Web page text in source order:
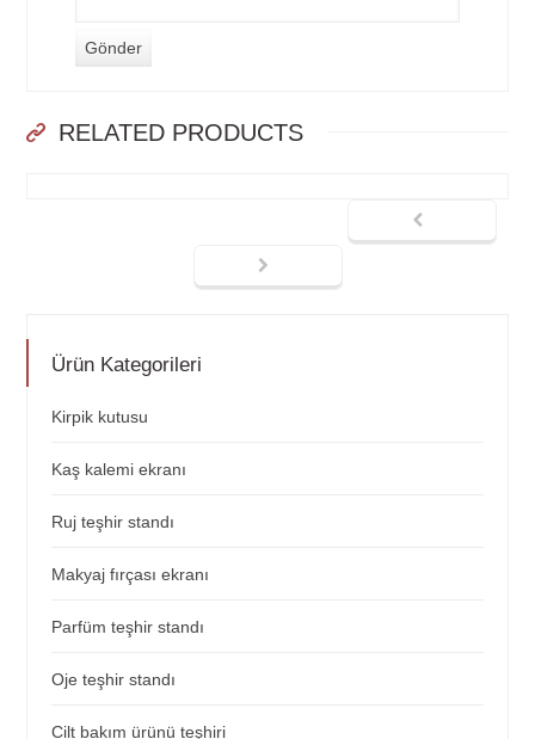
RELATED PRODUCTS
Ürün Kategorileri
Kirpik kutusu
Kaş kalemi ekranı
Ruj teşhir standı
Makyaj fırçası ekranı
Parfüm teşhir standı
Oje teşhir standı
Cilt bakım ürünü teşhiri